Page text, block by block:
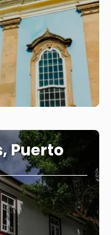
Puerto